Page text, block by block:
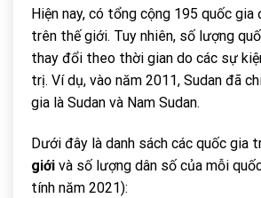
Hiện nay, có tổng cộng 195 quốc gia
trên thế giới. Tuy nhiên, số lượng
thay đổi theo thời gian do các sự
trị. Ví dụ, vào năm 2011, Sudan đã
gia là Sudan và Nam Sudan.
Dưới đây là danh sách các quốc gia
giới và số lượng dân số của mỗi
tính năm 2021):